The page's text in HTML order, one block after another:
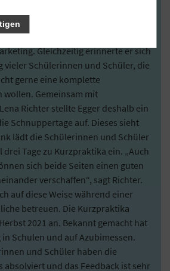
Frage, das Angebot
aufzunehmen“, betont Martin
Gleichzeitig erinnerte er sich
vieler Schülerinnen und Schüler, die
gerne eine komplette
wollen. Gemeinsam mit
Richter stellte Egger deshalb ein
Schnuppertage auf. Dieses sieht
lädt die Schülerinnen und Schüler
Tage zu Kurzpraktika ein. „Auch
sich beide Seiten einen guten
verschaffen“, sagt Richter.
auf diese Weise während einer
betreuen. Die Kurzpraktika
2021 an. Bekannt gemacht hat
Schulen und auf Azubimessen.
und Schüler haben die
und das Feedback ist sehr